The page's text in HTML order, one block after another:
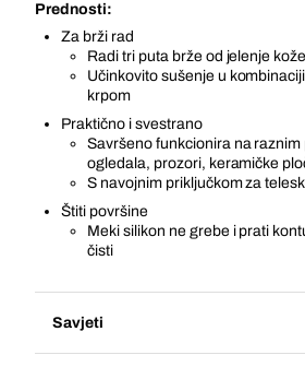
Prednosti:
Za brži rad
Radi tri puta brže od jelenje kože
Učinkovito sušenje u
krpom
Praktično i svestrano
Savršeno funkcionira na
ogledala, prozori, keramičke
S navojnim priključkom za
Štiti površine
Meki silikon ne grebe i prati
čisti
Savjeti